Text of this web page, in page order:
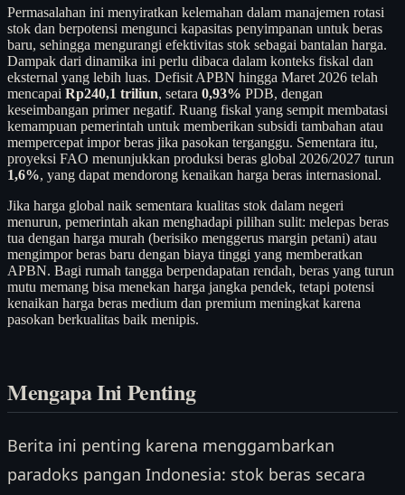
Permasalahan ini menyiratkan kelemahan dalam manajemen rotasi
stok dan berpotensi mengunci kapasitas penyimpanan untuk beras
baru, sehingga mengurangi efektivitas stok sebagai bantalan harga.
Dampak dari dinamika ini perlu dibaca dalam konteks fiskal dan
eksternal yang lebih luas. Defisit APBN hingga Maret 2026 telah
mencapai Rp240,1 triliun, setara 0,93% PDB, dengan
keseimbangan primer negatif. Ruang fiskal yang sempit membatasi
kemampuan pemerintah untuk memberikan subsidi tambahan atau
mempercepat impor beras jika pasokan terganggu. Sementara itu,
proyeksi FAO menunjukkan produksi beras global 2026/2027 turun
1,6%, yang dapat mendorong kenaikan harga beras internasional.
Jika harga global naik sementara kualitas stok dalam negeri
menurun, pemerintah akan menghadapi pilihan sulit: melepas beras
tua dengan harga murah (berisiko menggerus margin petani) atau
mengimpor beras baru dengan biaya tinggi yang memberatkan
APBN. Bagi rumah tangga berpendapatan rendah, beras yang turun
mutu memang bisa menekan harga jangka pendek, tetapi potensi
kenaikan harga beras medium dan premium meningkat karena
pasokan berkualitas baik menipis.
Mengapa Ini Penting
Berita ini penting karena menggambarkan
paradoks pangan Indonesia: stok beras secara